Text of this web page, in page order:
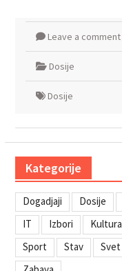
Leave a comment
Dosije
Dosije
Kategorije
Dogadjaji Dosije
IT
Izbori Kultura
Sport
Stav Svet